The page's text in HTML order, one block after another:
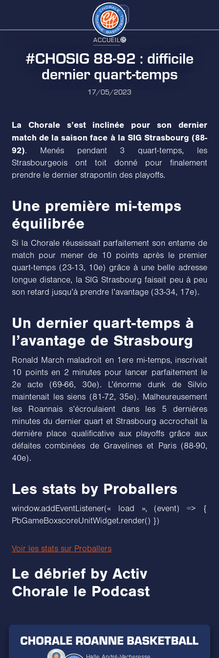
ACCUEIL
#CHOSIG 88-92 : difficile
dernier quart-temps
17/05/2023
La Chorale s’est inclinée pour son dernier
match de la saison face à la SIG Strasbourg (88-
92). Menés pendant 3 quart-temps, les
Strasbourgeois ont toit donné pour finalement
prendre le dernier strapontin des playoffs.
Une première mi-temps
équilibrée
Si la Chorale réussissait parfaitement son entame de
match pour mener de 10 points après le premier
quart-temps (23-13, 10e) grâce à une belle adresse
longue distance, la SIG Strasbourg faisait peu à peu
son retard jusqu’à prendre l’avantage (33-34, 17e).
Un dernier quart-temps à
l’avantage de Strasbourg
Ronald March maladroit en 1ere mi-temps, inscrivait
10 points en 2 minutes pour lancer parfaitement le
2e acte (69-66, 30e). L’énorme dunk de Silvio
maintenait les siens (81-72, 35e). Malheureusement
les Roannais s’écroulaient dans les 5 dernières
minutes du dernier quart et Strasbourg accrochait la
dernière place qualificative aux playoffs grâce aux
défaites combinées de Gravelines et Paris (88-90,
40e).
Les stats by Proballers
window.addEventListener(« load », (event) => {
PbGameBoxscoreUnitWidget.render() })
Voir les stats sur Proballers
Le débrief by Activ
Chorale le Podcast